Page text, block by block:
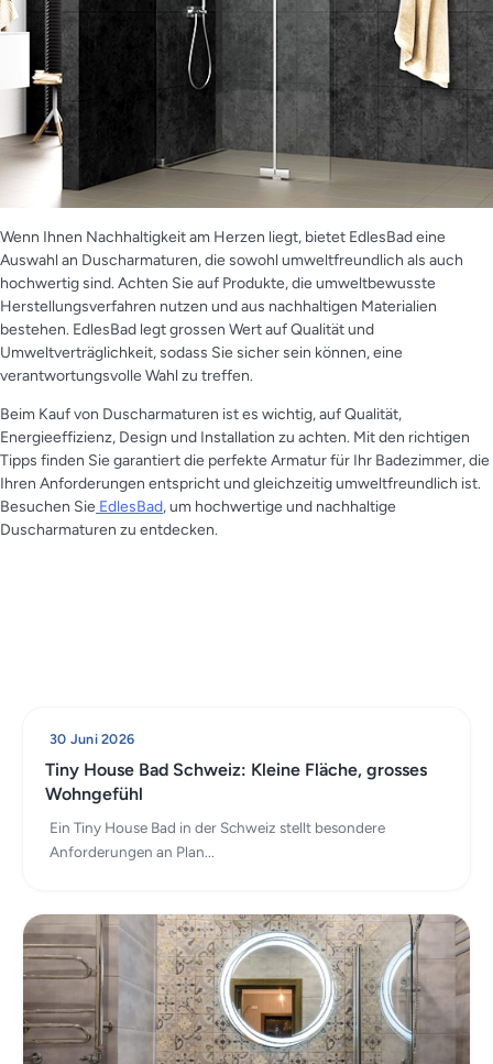
Wenn Ihnen Nachhaltigkeit am Herzen liegt, bietet EdlesBad eine
Auswahl an Duscharmaturen, die sowohl umweltfreundlich als auch
hochwertig sind. Achten Sie auf Produkte, die umweltbewusste
Herstellungsverfahren nutzen und aus nachhaltigen Materialien
bestehen. EdlesBad legt grossen Wert auf Qualität und
Umweltverträglichkeit, sodass Sie sicher sein können, eine
verantwortungsvolle Wahl zu treffen.
Beim Kauf von Duscharmaturen ist es wichtig, auf Qualität,
Energieeffizienz, Design und Installation zu achten. Mit den richtigen
Tipps finden Sie garantiert die perfekte Armatur für Ihr Badezimmer, die
Ihren Anforderungen entspricht und gleichzeitig umweltfreundlich ist.
Besuchen Sie EdlesBad, um hochwertige und nachhaltige
Duscharmaturen zu entdecken.
30 Juni 2026
Tiny House Bad Schweiz: Kleine Fläche, grosses
Wohngefühl
Ein Tiny House Bad in der Schweiz stellt besondere
Anforderungen an Plan...